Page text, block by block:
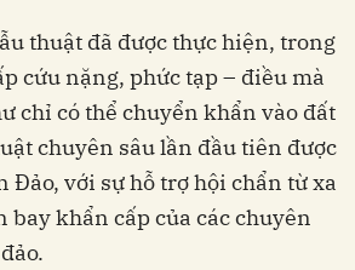
thuật đã được thực hiện, trong
cứu nặng, phức tạp – điều mà
chỉ có thể chuyển khẩn vào đất
chuyên sâu lần đầu tiên được
Đảo, với sự hỗ trợ hội chẩn từ xa
bay khẩn cấp của các chuyên